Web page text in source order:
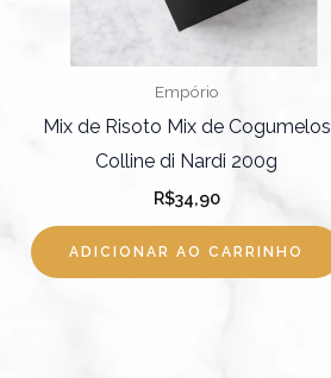
Empório
Mix de Risoto Mix de Cogumelos
Colline di Nardi 200g
R$34,90
ADICIONAR AO CARRINHO